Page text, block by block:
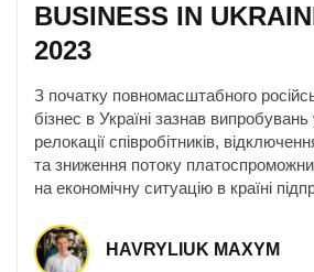
BUSINESS IN
2023
З початку повномасштабного
бізнес в Україні зазнав випробувань
релокації співробітників,
та зниження потоку
на економічну ситуацію в країні
HAVRYLIUK MAXYM